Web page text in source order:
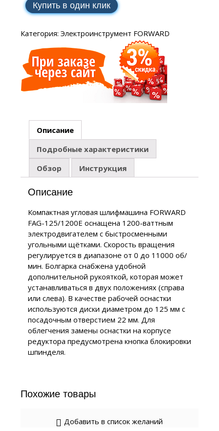
Купить в один клик
Категория: Электроинструмент FORWARD
Описание
Подробные характеристики
Обзор
Инструкция
Описание
Компактная угловая шлифмашина FORWARD
FAG-125/1200E оснащена 1200-ваттным
электродвигателем с быстросменными
угольными щётками. Скорость вращения
регулируется в диапазоне от 0 до 11000 об/
мин. Болгарка снабжена удобной
дополнительной рукояткой, которая может
устанавливаться в двух положениях (справа
или слева). В качестве рабочей оснастки
используются диски диаметром до 125 мм с
посадочным отверстием 22 мм. Для
облегчения замены оснастки на корпусе
редуктора предусмотрена кнопка блокировки
шпинделя.
Похожие товары
Добавить в список желаний